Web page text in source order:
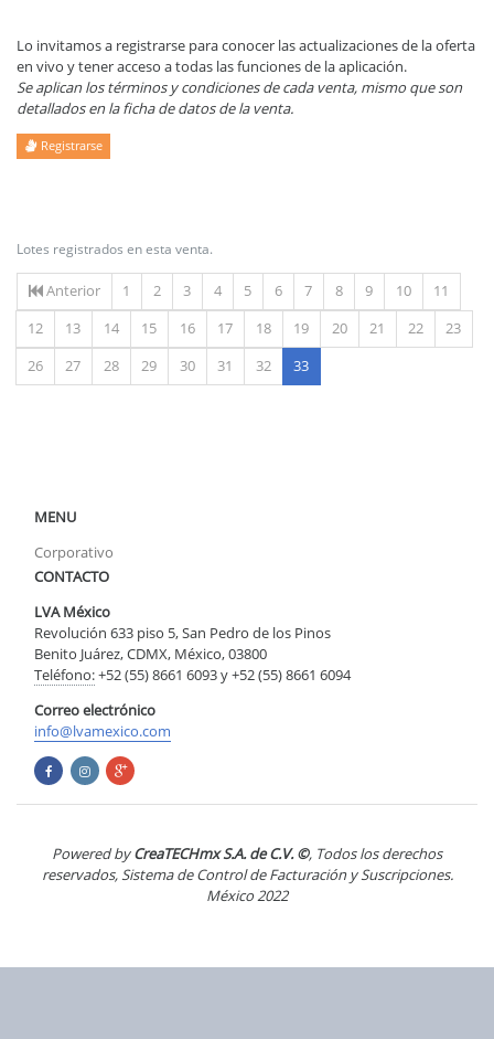
Lo invitamos a registrarse para conocer las actualizaciones de la oferta
en vivo y tener acceso a todas las funciones de la aplicación.
Se aplican los términos y condiciones de cada venta, mismo que son
detallados en la ficha de datos de la venta.
Registrarse
Lotes registrados en esta venta.
Anterior 1 2 3 4 5 6 7 8 9 10
11
12
13 14 15 16 17 18 19 20 21 22
23
26
27 28 29 30 31 32 33(actual)
MENU
Corporativo
CONTACTO
LVA México
Revolución 633 piso 5, San Pedro de los Pinos
Benito Juárez, CDMX, México, 03800
Teléfono:+52 (55) 8661 6093 y +52 (55) 8661 6094
Correo electrónico
info@lvamexico.com
Powered byCreaTECHmx S.A. de C.V. ©, Todos los derechos
reservados, Sistema de Control de Facturación y Suscripciones.
México 2022